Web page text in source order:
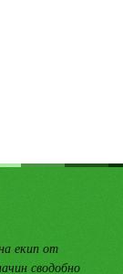
екип от
сводобно